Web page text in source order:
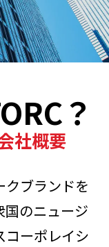
？
社概要
クブランドを
国のニュージ
コーポレイシ